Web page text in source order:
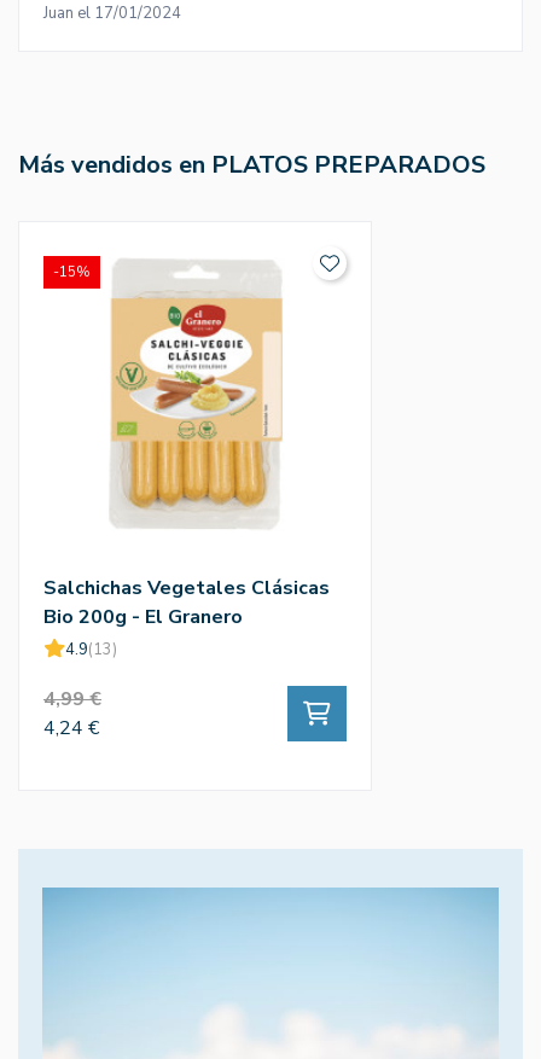
Juan el 17/01/2024
Más vendidos en PLATOS PREPARADOS
Salchichas Vegetales Clásicas
Bio 200g - El Granero
4.9(13)
4,99 €
4,24 €
-15%